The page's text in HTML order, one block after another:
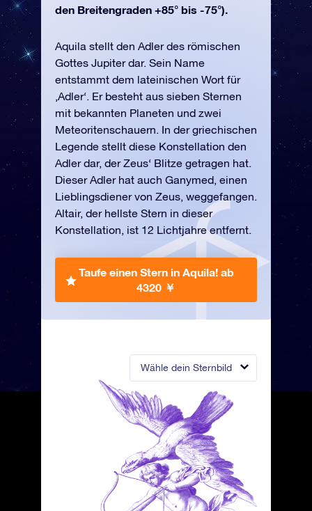
Wähle dein Sternbild
den Breitengraden +85° bis -75°).
Aquila stellt den Adler des römischen
Gottes Jupiter dar. Sein Name
entstammt dem lateinischen Wort für
‚Adler‘. Er besteht aus sieben Sternen
mit bekannten Planeten und zwei
Meteoritenschauern. In der griechischen
Legende stellt diese Konstellation den
Adler dar, der Zeus‘ Blitze getragen hat.
Dieser Adler hat auch Ganymed, einen
Lieblingsdiener von Zeus, weggefangen.
Altair, der hellste Stern in dieser
Konstellation, ist 12 Lichtjahre entfernt.
Taufe einen Stern in Aquila! ab
4320 ￥